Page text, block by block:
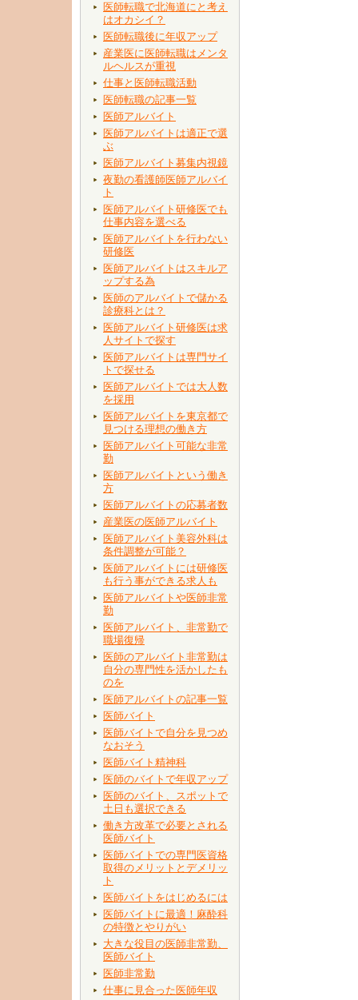
医師転職で北海道にと考え
はオカシイ？
医師転職後に年収アップ
産業医に医師転職はメンタ
ルヘルスが重視
仕事と医師転職活動
医師転職の記事一覧
医師アルバイト
医師アルバイトは適正で選
ぶ
医師アルバイト募集内視鏡
夜勤の看護師医師アルバイ
ト
医師アルバイト研修医でも
仕事内容を選べる
医師アルバイトを行わない
研修医
医師アルバイトはスキルア
ップする為
医師のアルバイトで儲かる
診療科とは？
医師アルバイト研修医は求
人サイトで探す
医師アルバイトは専門サイ
トで探せる
医師アルバイトでは大人数
を採用
医師アルバイトを東京都で
見つける理想の働き方
医師アルバイト可能な非常
勤
医師アルバイトという働き
方
医師アルバイトの応募者数
産業医の医師アルバイト
医師アルバイト美容外科は
条件調整が可能？
医師アルバイトには研修医
も行う事ができる求人も
医師アルバイトや医師非常
勤
医師アルバイト、非常勤で
職場復帰
医師のアルバイト非常勤は
自分の専門性を活かしたも
のを
医師アルバイトの記事一覧
医師バイト
医師バイトで自分を見つめ
なおそう
医師バイト精神科
医師のバイトで年収アップ
医師のバイト、スポットで
土日も選択できる
働き方改革で必要とされる
医師バイト
医師バイトでの専門医資格
取得のメリットとデメリッ
ト
医師バイトをはじめるには
医師バイトに最適！麻酔科
の特徴とやりがい
大きな役目の医師非常勤、
医師バイト
医師非常勤
仕事に見合った医師年収